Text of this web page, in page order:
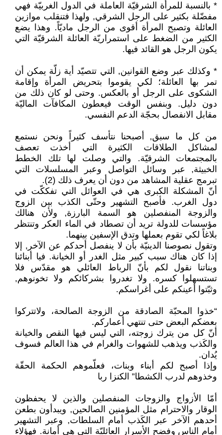
* بالنسبة للمرأة الشرقيّة العاملة في الدول الغربيّة فهي
مفضّلة بكثير على الرجل الشرقي, ولهذا فتنقلب موازين
العائلة وتصبح المرأة أقوى من الرجل ماديّاً. وهذا يضع
الكثير من الضغط على استمراريّة العائلة الشرقيّة التي
يكون الرجل هو القائد فيها.
* وكذلك عبر وضع القوانين, التي تتصيّد أية زلّة يمكن أن
تمر بها العائلة؛ لكي يقوموا بتحريض المرأة وإقامة
الشكوى على الرجل أو بالعكس. وحتى لو كان ذلك من
دون دليل. وبنفس الوقت فيعطون المكافآت الماليّة
مقابل الانفصال بحجّة الدعم النفسي.
من كل ما سبق, أصبحنا نتأسف كثيراً ونحن نستمع
لمشاكل الطلاقات الكثيرة التي أخذت تعصف
بالمجتمعات الشرقيّة. والتي وصلت لها تلك الخطط
الخبيثة, عبر وسائل التواصل وعبر المسلسلات التي
تبرمج عقلية المشاهد من دون أن يعرف ذلك (2).
أنّ المشكلة الكبرى هي في العوائل التي تفككّت في
دول الغرب. فأصبح التشهير وحتّى الكذب بين الزوج
والزوجة المنفصلين هو السمة البارزة, ولأن هنالك
مؤسسات للدولة تريد أن تصطاد في الماء العكر وتنتظر
بلاغاً لكي تقوم بعملها وتدق الإسفين بينهما.
وتقول نصوصنا الدينيّة بأن لا ينفصل أحدكم عن الآخر, إلا
إذا كان هناك سبب كبير مثل الغدر أو الخيانة. فيا أبنائنا
وبناتنا نقول لكم بأنّ الرباط العائلي هو مقدّس فلا
تستسهلوا كسره. ولا تغدروا بشركائكم ولا تخونوهم,
وثبّتوا أعينكم على أغراسكم.
“خذوا المحبّة الصادقة من الزوجة الصالحة، ولاتتركوا
بعضكم البعض حتى تنتهي أعماركم.
أنّ كل من يترك زوجته، التي ليس فيها النقص والخيانة
والكَذب ويذهب للشهوات والغرام في هذا العالم فسوف
يُدان.
وإذا أصبح لكم أبناء وبنات، فعلّموهم الحكمة الحقّة
وخذوهم لدرب الكشطا” الكنزا ربا
أمّا الأزواج والزوجات المنفصلين والذين لا يحفظون
الوقار والاحترام مثل المؤمنين الصالحين, ويبدأون بطعن
أحدهم الآخر عبر الكَذب أمام السلطات, وعبر التشهير
أمام الناس وفضح الأسرار العائليّة التي هي أمانة. فهؤلاء